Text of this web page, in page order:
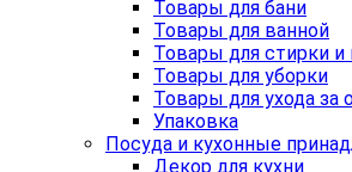
Товары для бани
Товары для ванной
Товары для стирки и
Товары для уборки
Товары для ухода
Упаковка
Посуда и кухонные
Декор для кухни